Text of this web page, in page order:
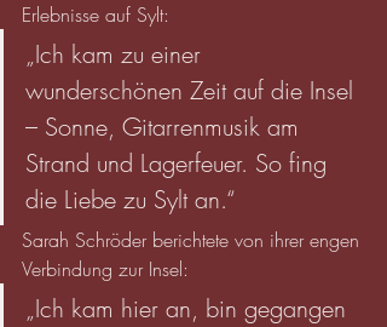
Erlebnisse auf Sylt:
„Ich kam zu einer
wunderschönen Zeit auf die Insel
– Sonne, Gitarrenmusik am
Strand und Lagerfeuer. So fing
die Liebe zu Sylt an.“
Sarah Schröder berichtete von ihrer engen
Verbindung zur Insel:
„Ich kam hier an, bin gegangen